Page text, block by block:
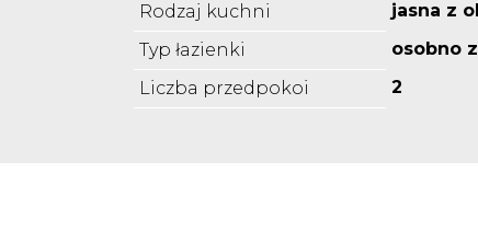
Rodzaj kuchni
jasna z
Typ łazienki
osobno
Liczba przedpokoi
2